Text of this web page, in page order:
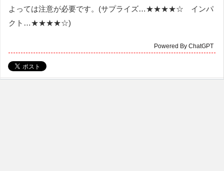
よっては注意が必要です。(サプライズ…★★★★☆ インパ
クト…★★★★☆)
Powered By ChatGPT